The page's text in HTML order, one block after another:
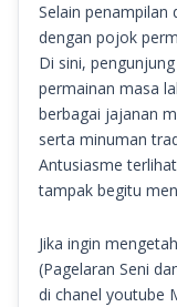
Selain penampilan
dengan pojok
Di sini,
permainan masa
berbagai jajanan
serta minuman
Antusiasme
tampak begitu
Jika ingin
(Pagelaran Seni
di chanel youtube